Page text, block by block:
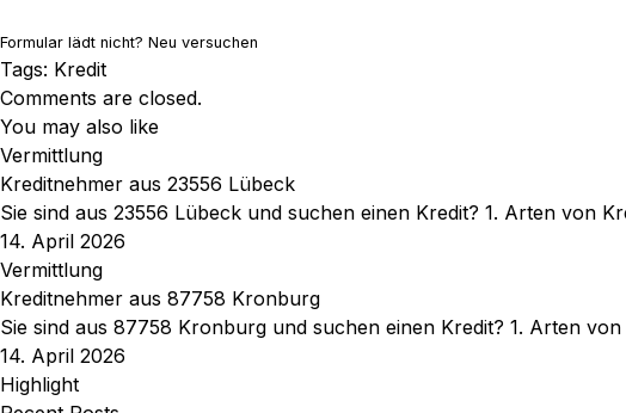
Formular lädt nicht? Neu versuchen
Tags: Kredit
Comments are closed.
You may also like
Vermittlung
Kreditnehmer aus 23556 Lübeck
Sie sind aus 23556 Lübeck und suchen einen Kredit? 1. Arten von
14. April 2026
Vermittlung
Kreditnehmer aus 87758 Kronburg
Sie sind aus 87758 Kronburg und suchen einen Kredit? 1. Arten
14. April 2026
Highlight